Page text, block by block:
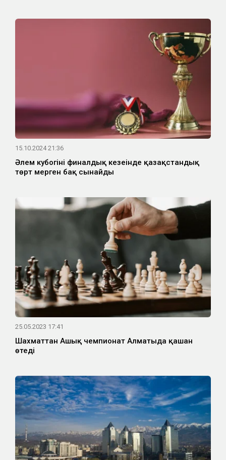
15.10.2024 21:36
Әлем кубогінің финалдық кезеңінде қазақстандық
төрт мерген бақ сынайды
25.05.2023 17:41
Шахматтан Ашық чемпионат Алматыда қашан
өтеді